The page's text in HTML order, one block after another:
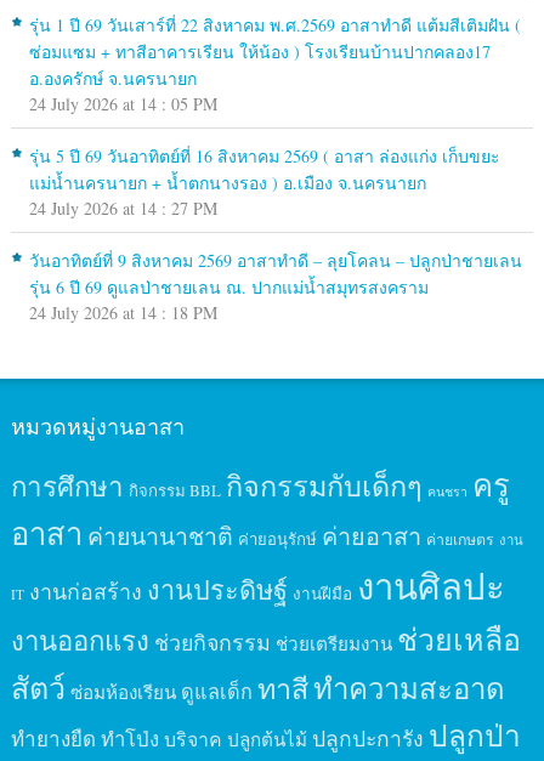
รุ่น 1 ปี 69 วันเสาร์ที่ 22 สิงหาคม พ.ศ.2569 อาสาทำดี แต้มสีเติมฝัน (
ซ่อมแซม + ทาสีอาคารเรียน ให้น้อง ) โรงเรียนบ้านปากคลอง17
อ.องครักษ์ จ.นครนายก
24 July 2026 at 14 : 05 PM
รุ่น 5 ปี 69 วันอาทิตย์ที่ 16 สิงหาคม 2569 ( อาสา ล่องแก่ง เก็บขยะ
แม่น้ำนครนายก + น้ำตกนางรอง ) อ.เมือง จ.นครนายก
24 July 2026 at 14 : 27 PM
วันอาทิตย์ที่ 9 สิงหาคม 2569 อาสาทำดี – ลุยโคลน – ปลูกป่าชายเลน
รุ่น 6 ปี 69 ดูแลป่าชายเลน ณ. ปากแม่น้ำสมุทรสงคราม
24 July 2026 at 14 : 18 PM
หมวดหมู่งานอาสา
การศึกษา กิจกรรม BBL กิจกรรมกับเด็กๆ คนชรา ครู
อาสา ค่ายนานาชาติ ค่ายอนุรักษ์ ค่ายอาสา ค่ายเกษตร งาน
IT งานก่อสร้าง งานประดิษฐ์ งานฝีมือ งานศิลปะ
งานออกแรง ช่วยกิจกรรม ช่วยเตรียมงาน ช่วยเหลือ
สัตว์ ซ่อมห้องเรียน ดูแลเด็ก ทาสีทำความสะอาด
ทำยางยืด ทำโป่ง บริจาค ปลูกต้นไม้ ปลูกปะการัง ปลูกป่า